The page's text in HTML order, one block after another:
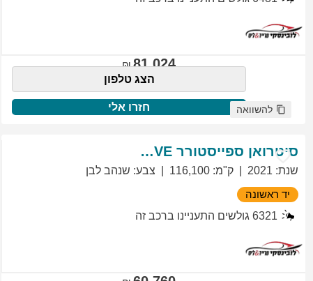
81,024
הצג טלפון
חזרו אלי להשוואה
סיטרואן ספייסטורר EXCLUSIVE
שנת:
2021 ק"מ:
116,100 צבע: שנהב לבן
יד ראשונה
6321 גולשים התעניינו ברכב זה